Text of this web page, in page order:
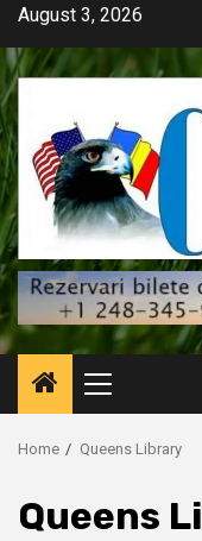
Skip
content
August 3, 2026
Primary
Menu
Home Queens Library
Queens